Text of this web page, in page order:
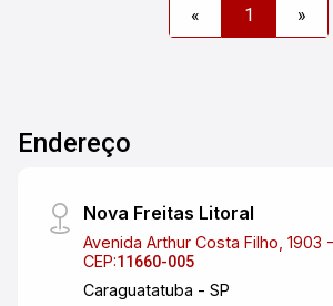
« 1 »
Endereço
Nova Freitas Litoral
Avenida Arthur Costa Filho, 1903
CEP:11660-005
Caraguatatuba - SP